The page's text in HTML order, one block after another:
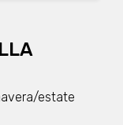
estate